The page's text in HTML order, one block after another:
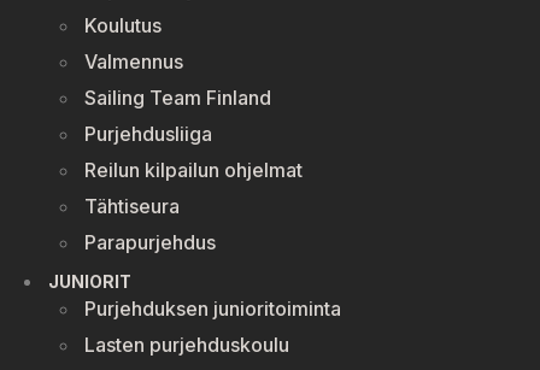
Koulutus
Valmennus
Sailing Team Finland
Purjehdusliiga
Reilun kilpailun ohjelmat
Tähtiseura
Parapurjehdus
JUNIORIT
Purjehduksen junioritoiminta
Lasten purjehduskoulu